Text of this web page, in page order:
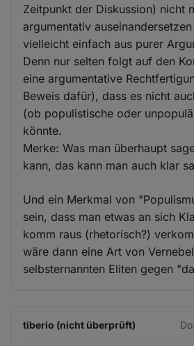
Zeitpunkt der Diskussion) nicht
argumentativ
vielleicht einfach aus purer
Denn nur selten folgt auf den
eine argumentative
Beweis dafür), dass es nicht
(ob populistische oder
könnte.
Merke: Was man überhaupt
kann, das kann man auch klar
Und ein Merkmal von
sein, dass man etwas an sich
komm raus (rhetorisch?)
wäre dann eine Art von
selbsternannten Eliten gegen
tiberio (nicht überprüft)